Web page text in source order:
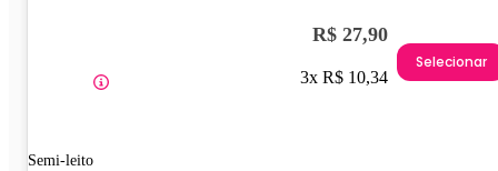
Semi-leito
R$ 27,90
3x R$ 10,34
Selecionar